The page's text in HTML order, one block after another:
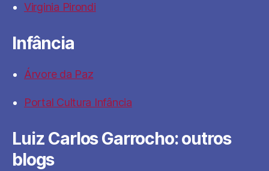
Virginia Pirondi
Infância
Árvore da Paz
Portal Cultura Infância
Luiz Carlos Garrocho: outros
blogs